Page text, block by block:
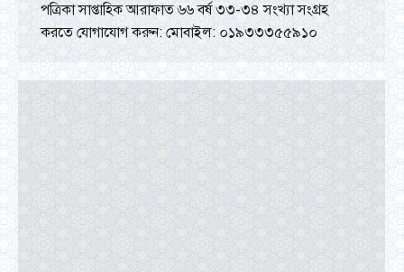
পত্রিকা সাপ্তাহিক আরাফাত ৬৬ বর্ষ ৩৩-৩৪ সংখ্যা সংগ্রহ
করতে যোগাযোগ করুন: মোবাইল: ০১৯৩৩৩৫৫৯১০